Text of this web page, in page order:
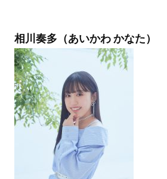
相川奏多（あいかわ かなた）